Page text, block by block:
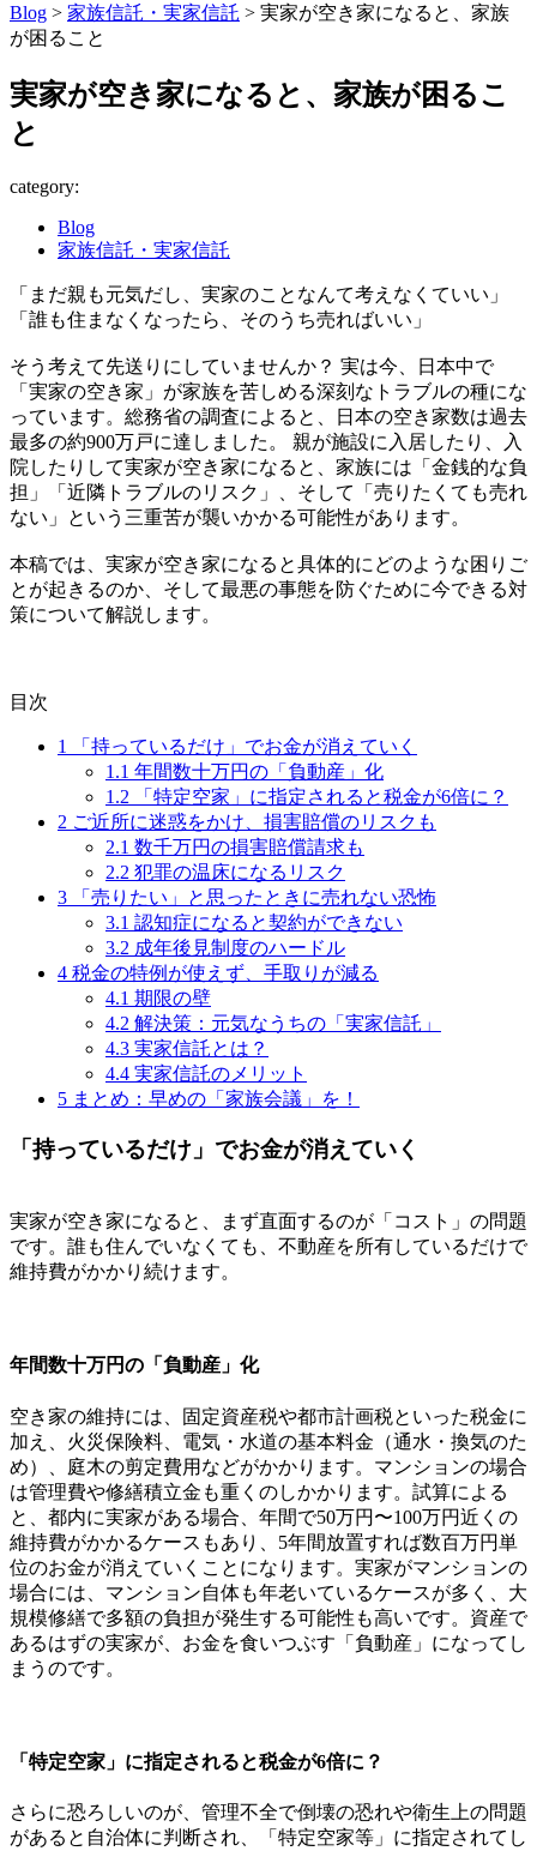
Blog > 家族信託・実家信託 > 実家が空き家になると、家族
が困ること
実家が空き家になると、家族が困るこ
と
category:
Blog
家族信託・実家信託
「まだ親も元気だし、実家のことなんて考えなくていい」
「誰も住まなくなったら、そのうち売ればいい」
そう考えて先送りにしていませんか？ 実は今、日本中で
「実家の空き家」が家族を苦しめる深刻なトラブルの種にな
っています。総務省の調査によると、日本の空き家数は過去
最多の約900万戸に達しました。 親が施設に入居したり、入
院したりして実家が空き家になると、家族には「金銭的な負
担」「近隣トラブルのリスク」、そして「売りたくても売れ
ない」という三重苦が襲いかかる可能性があります。
本稿では、実家が空き家になると具体的にどのような困りご
とが起きるのか、そして最悪の事態を防ぐために今できる対
策について解説します。
目次
1
「持っているだけ」でお金が消えていく
1.1 年間数十万円の「負動産」化
1.2 「特定空家」に指定されると税金が6倍に？
2 ご近所に迷惑をかけ、損害賠償のリスクも
2.1 数千万円の損害賠償請求も
2.2 犯罪の温床になるリスク
3 「売りたい」と思ったときに売れない恐怖
3.1 認知症になると契約ができない
3.2 成年後見制度のハードル
4 税金の特例が使えず、手取りが減る
4.1 期限の壁
4.2 解決策：元気なうちの「実家信託」
4.3 実家信託とは？
4.4 実家信託のメリット
5 まとめ：早めの「家族会議」を！
「持っているだけ」でお金が消えていく
実家が空き家になると、まず直面するのが「コスト」の問題
です。誰も住んでいなくても、不動産を所有しているだけで
維持費がかかり続けます。
年間数十万円の「負動産」化
空き家の維持には、固定資産税や都市計画税といった税金に
加え、火災保険料、電気・水道の基本料金（通水・換気のた
め）、庭木の剪定費用などがかかります。マンションの場合
は管理費や修繕積立金も重くのしかかります。試算による
と、都内に実家がある場合、年間で50万円〜100万円近くの
維持費がかかるケースもあり、5年間放置すれば数百万円単
位のお金が消えていくことになります。実家がマンションの
場合には、マンション自体も年老いているケースが多く、大
規模修繕で多額の負担が発生する可能性も高いです。資産で
あるはずの実家が、お金を食いつぶす「負動産」になってし
まうのです。
「特定空家」に指定されると税金が6倍に？
さらに恐ろしいのが、管理不全で倒壊の恐れや衛生上の問題
があると自治体に判断され、「特定空家等」に指定されてし